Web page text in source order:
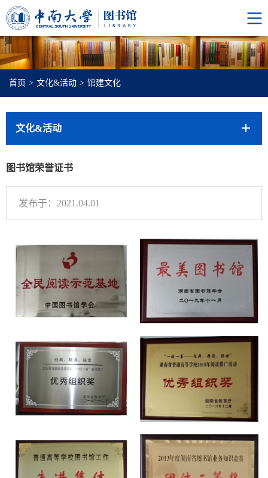
首页 > 文化&活动 > 馆建文化
文化&活动
图书馆荣誉证书
发布于：2021.04.01